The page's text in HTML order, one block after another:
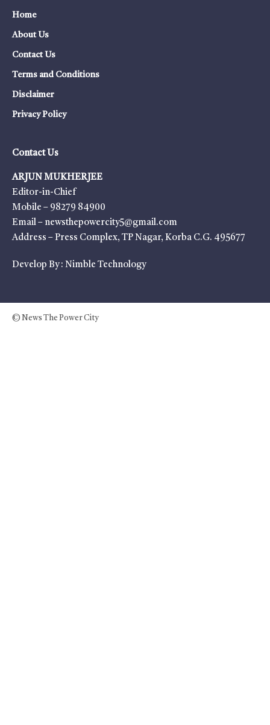
Home
About Us
Contact Us
Terms and Conditions
Disclaimer
Privacy Policy
Contact Us
ARJUN MUKHERJEE
Editor-in-Chief
Mobile – 98279 84900
Email – newsthepowercity5@gmail.com
Address – Press Complex, TP Nagar, Korba C.G. 495677
Develop By : Nimble Technology
© News The Power City